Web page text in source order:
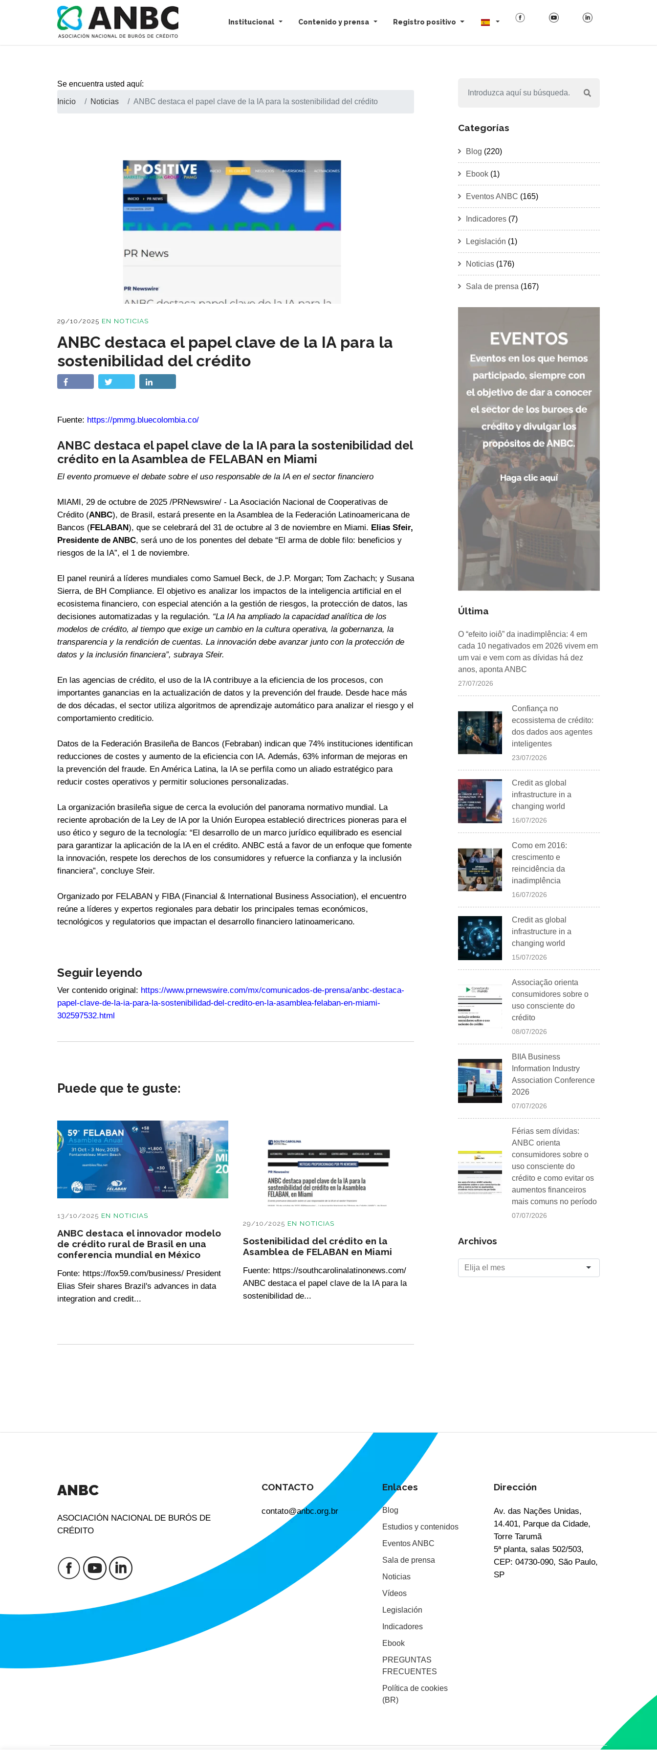
Institucional Contenido y prensa Registro positivo
Se encuentra usted aquí:
Inicio Noticias ANBC destaca el papel clave de la IA para la sostenibilidad del crédito
29/10/2025 EN NOTICIAS
ANBC destaca el papel clave de la IA para la
sostenibilidad del crédito
Fuente: https://pmmg.bluecolombia.co/
ANBC destaca el papel clave de la IA para la sostenibilidad del
crédito en la Asamblea de FELABAN en Miami
El evento promueve el debate sobre el uso responsable de la IA en el sector financiero
MIAMI, 29 de octubre de 2025 /PRNewswire/ - La Asociación Nacional de Cooperativas de
Crédito (ANBC), de Brasil, estará presente en la Asamblea de la Federación Latinoamericana de
Bancos (FELABAN), que se celebrará del 31 de octubre al 3 de noviembre en Miami. Elias Sfeir,
Presidente de ANBC, será uno de los ponentes del debate “El arma de doble filo: beneficios y
riesgos de la IA”, el 1 de noviembre.
El panel reunirá a líderes mundiales como Samuel Beck, de J.P. Morgan; Tom Zachach; y Susana
Sierra, de BH Compliance. El objetivo es analizar los impactos de la inteligencia artificial en el
ecosistema financiero, con especial atención a la gestión de riesgos, la protección de datos, las
decisiones automatizadas y la regulación. “La IA ha ampliado la capacidad analítica de los
modelos de crédito, al tiempo que exige un cambio en la cultura operativa, la gobernanza, la
transparencia y la rendición de cuentas. La innovación debe avanzar junto con la protección de
datos y la inclusión financiera”, subraya Sfeir.
En las agencias de crédito, el uso de la IA contribuye a la eficiencia de los procesos, con
importantes ganancias en la actualización de datos y la prevención del fraude. Desde hace más
de dos décadas, el sector utiliza algoritmos de aprendizaje automático para analizar el riesgo y el
comportamiento crediticio.
Datos de la Federación Brasileña de Bancos (Febraban) indican que 74% instituciones identifican
reducciones de costes y aumento de la eficiencia con IA. Además, 63% informan de mejoras en
la prevención del fraude. En América Latina, la IA se perfila como un aliado estratégico para
reducir costes operativos y permitir soluciones personalizadas.
La organización brasileña sigue de cerca la evolución del panorama normativo mundial. La
reciente aprobación de la Ley de IA por la Unión Europea estableció directrices pioneras para el
uso ético y seguro de la tecnología: “El desarrollo de un marco jurídico equilibrado es esencial
para garantizar la aplicación de la IA en el crédito. ANBC está a favor de un enfoque que fomente
la innovación, respete los derechos de los consumidores y refuerce la confianza y la inclusión
financiera”, concluye Sfeir.
Organizado por FELABAN y FIBA (Financial & International Business Association), el encuentro
reúne a líderes y expertos regionales para debatir los principales temas económicos,
tecnológicos y regulatorios que impactan el desarrollo financiero latinoamericano.
Seguir leyendo
Ver contenido original: https://www.prnewswire.com/mx/comunicados-de-prensa/anbc-destaca-
papel-clave-de-la-ia-para-la-sostenibilidad-del-credito-en-la-asamblea-felaban-en-miami-
302597532.html
Puede que te guste:
13/10/2025 EN NOTICIAS
ANBC destaca el innovador modelo
de crédito rural de Brasil en una
conferencia mundial en México
Fonte: https://fox59.com/business/ President
Elias Sfeir shares Brazil's advances in data
integration and credit...
29/10/2025 EN NOTICIAS
Sostenibilidad del crédito en la
Asamblea de FELABAN en Miami
Fuente: https://southcarolinalatinonews.com/
ANBC destaca el papel clave de la IA para la
sostenibilidad de...
Categorías
Blog (220)
Ebook (1)
Eventos ANBC (165)
Indicadores (7)
Legislación (1)
Noticias (176)
Sala de prensa (167)
Última
O “efeito ioiô” da inadimplência: 4 em
cada 10 negativados em 2026 vivem em
um vai e vem com as dívidas há dez
anos, aponta ANBC
27/07/2026
Confiança no
ecossistema de crédito:
dos dados aos agentes
inteligentes
23/07/2026
Credit as global
infrastructure in a
changing world
16/07/2026
Como em 2016:
crescimento e
reincidência da
inadimplência
16/07/2026
Credit as global
infrastructure in a
changing world
15/07/2026
Associação orienta
consumidores sobre o
uso consciente do
crédito
08/07/2026
BIIA Business
Information Industry
Association Conference
2026
07/07/2026
Férias sem dívidas:
ANBC orienta
consumidores sobre o
uso consciente do
crédito e como evitar os
aumentos financeiros
mais comuns no período
07/07/2026
Archivos
ANBC
ASOCIACIÓN NACIONAL DE BURÓS DE
CRÉDITO
CONTACTO
contato@anbc.org.br
Enlaces
Blog
Estudios y contenidos
Eventos ANBC
Sala de prensa
Noticias
Vídeos
Legislación
Indicadores
Ebook
PREGUNTAS
FRECUENTES
Política de cookies
(BR)
Dirección
Av. das Nações Unidas,
14.401, Parque da Cidade,
Torre Tarumã
5ª planta, salas 502/503,
CEP: 04730-090, São Paulo,
SP